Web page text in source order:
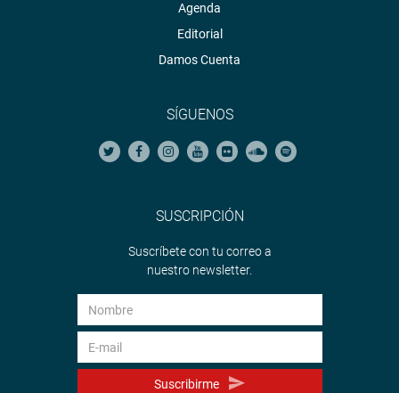
Agenda
Editorial
Damos Cuenta
SÍGUENOS
SUSCRIPCIÓN
Suscríbete con tu correo a
nuestro newsletter.
Suscribirme